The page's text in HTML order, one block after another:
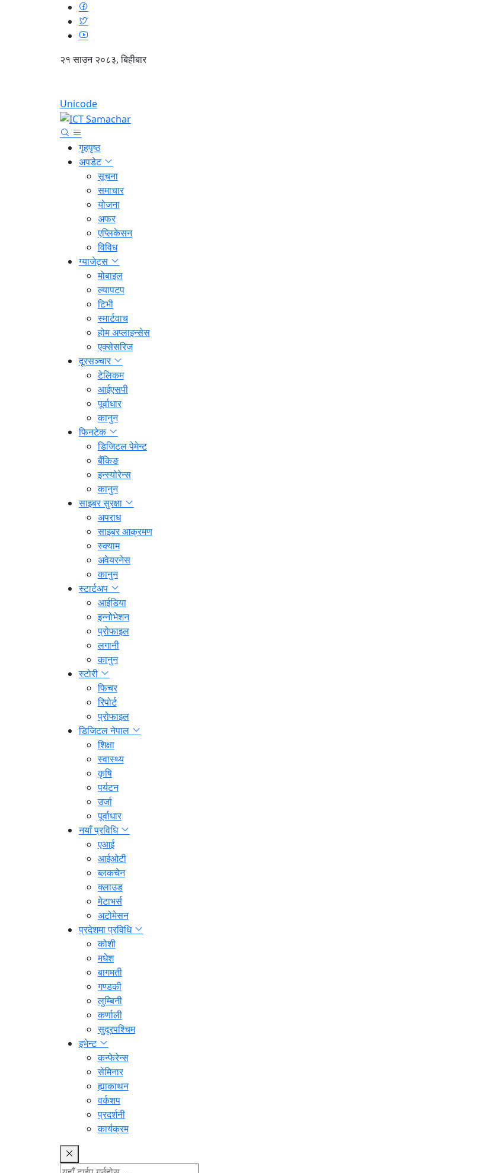
२१ साउन २०८३, बिहीबार
Unicode
गृहपृष्ठ
अपडेट
सूचना
समाचार
योजना
अफर
एप्लिकेसन
विविध
ग्याजेट्स
मोबाइल
ल्यापटप
टिभी
स्मार्टवाच
होम अप्लाइन्सेस
एक्सेसरिज
दूरसञ्चार
टेलिकम
आईएसपी
पूर्वाधार
कानुन
फिनटेक
डिजिटल पेमेन्ट
बैंकिङ
इन्स्योरेन्स
कानुन
साइबर सुरक्षा
अपराध
साइबर आक्रमण
स्क्याम
अवेयरनेस
कानुन
स्टार्टअप
आईडिया
इन्नोभेशन
प्रोफाइल
लगानी
कानुन
स्टोरी
फिचर
रिपोर्ट
प्रोफाइल
डिजिटल नेपाल
शिक्षा
स्वास्थ्य
कृषि
पर्यटन
उर्जा
पूर्वाधार
नयाँ प्रविधि
एआई
आईओटी
ब्लकचेन
क्लाउड
मेटाभर्स
अटोमेसन
प्रदेशमा प्रविधि
कोशी
मधेश
बागमती
गण्डकी
लुम्बिनी
कर्णाली
सुदूरपश्चिम
इभेन्ट
कन्फेरेन्स
सेमिनार
ह्याकाथन
वर्कशप
प्रदर्शनी
कार्यक्रम